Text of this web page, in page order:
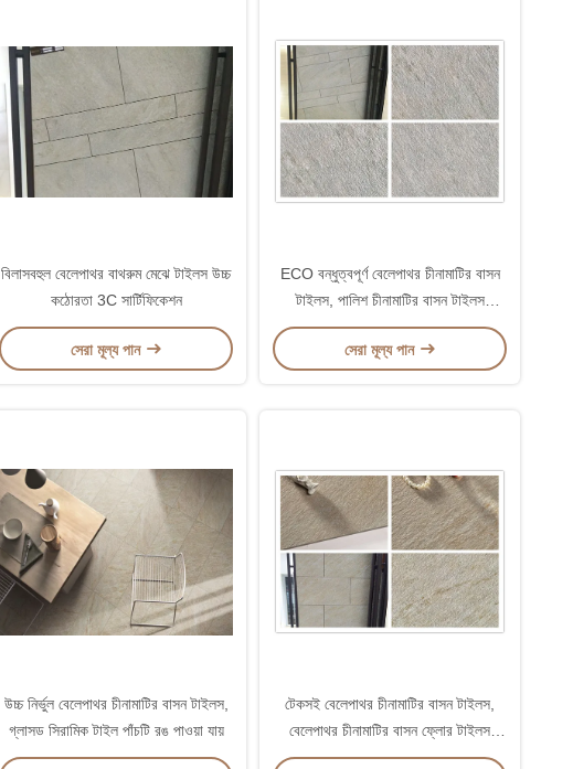
বিলাসবহুল বেলেপাথর বাথরুম মেঝে টাইলস উচ্চ
কঠোরতা 3C সার্টিফিকেশন
সেরা মূল্য পান
ECO বন্ধুত্বপূর্ণ বেলেপাথর চীনামাটির বাসন
টাইলস, পালিশ চীনামাটির বাসন টাইলস
600x600
সেরা মূল্য পান
উচ্চ নির্ভুল বেলেপাথর চীনামাটির বাসন টাইলস,
গ্লাসড সিরামিক টাইল পাঁচটি রঙ পাওয়া যায়
টেকসই বেলেপাথর চীনামাটির বাসন টাইলস,
বেলেপাথর চীনামাটির বাসন ফ্লোর টাইলস
600*600 MM